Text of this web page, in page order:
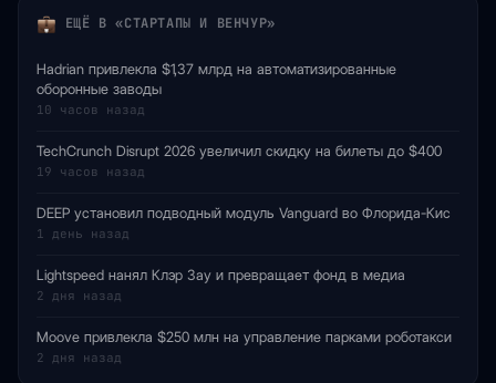
ЕЩЁ В «СТАРТАПЫ И ВЕНЧУР»
Hadrian привлекла $1,37 млрд на автоматизированные
оборонные заводы
10 часов назад
TechCrunch Disrupt 2026 увеличил скидку на билеты до $400
19 часов назад
DEEP установил подводный модуль Vanguard во Флорида-Кис
1 день назад
Lightspeed нанял Клэр Зау и превращает фонд в медиа
2 дня назад
Moove привлекла $250 млн на управление парками роботакси
2 дня назад